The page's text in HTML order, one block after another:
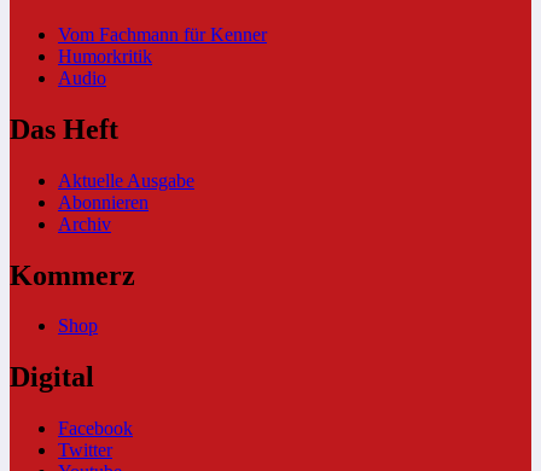
Vom Fachmann für Kenner
Humorkritik
Audio
Das Heft
Aktuelle Ausgabe
Abonnieren
Archiv
Kommerz
Shop
Digital
Facebook
Twitter